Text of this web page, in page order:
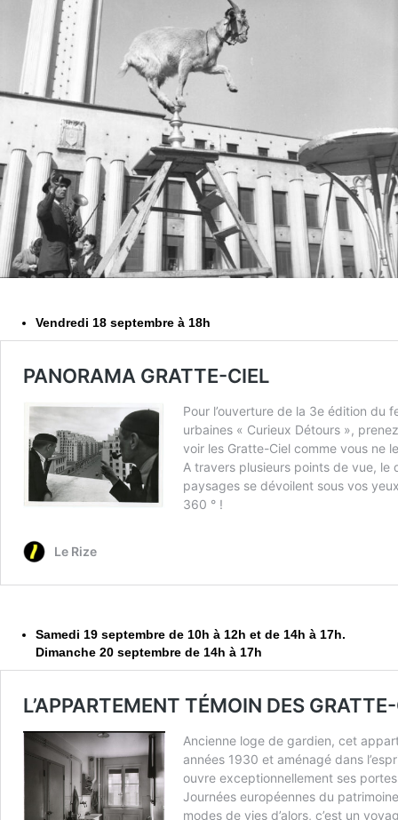
Vendredi 18 septembre à 18h
Samedi 19 septembre de 10h à 12h et de 14h à 17h.
Dimanche 20 septembre de 14h à 17h